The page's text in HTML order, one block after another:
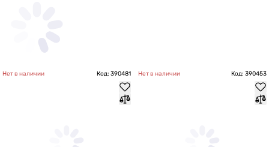
Нет в наличии Код: 390481 Нет в наличии Код: 390453